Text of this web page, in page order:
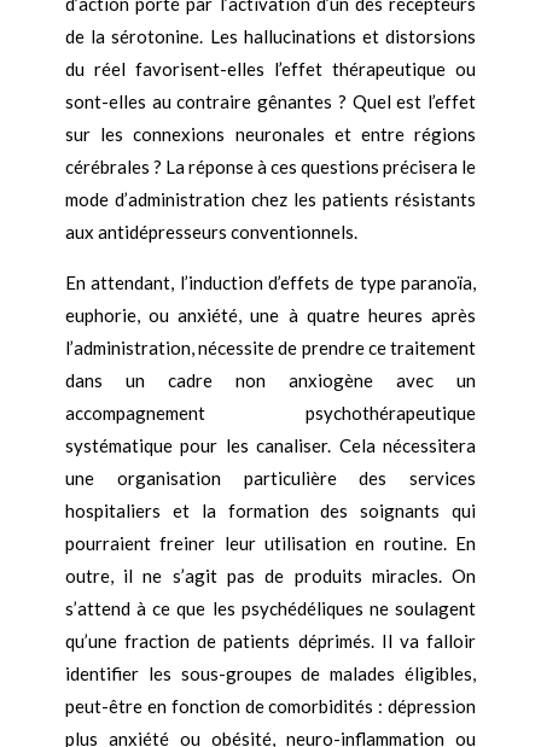
de la sérotonine. Les hallucinations et distorsions
du réel favorisent-elles l’effet thérapeutique ou
sont-elles au contraire gênantes ? Quel est l’effet
sur les connexions neuronales et entre régions
cérébrales ? La réponse à ces questions précisera le
mode d’administration chez les patients résistants
aux antidépresseurs conventionnels.
En attendant, l’induction d’effets de type paranoïa,
euphorie, ou anxiété, une à quatre heures après
l’administration, nécessite de prendre ce traitement
dans un cadre non anxiogène avec un
accompagnement psychothérapeutique
systématique pour les canaliser. Cela nécessitera
une organisation particulière des services
hospitaliers et la formation des soignants qui
pourraient freiner leur utilisation en routine. En
outre, il ne s’agit pas de produits miracles. On
s’attend à ce que les psychédéliques ne soulagent
qu’une fraction de patients déprimés. Il va falloir
identifier les sous-groupes de malades éligibles,
peut-être en fonction de comorbidités : dépression
plus anxiété ou obésité, neuro-inflammation ou